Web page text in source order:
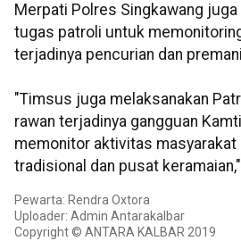
Merpati Polres Singkawang
tugas patroli untuk
terjadinya pencurian dan
"Timsus juga melaksanakan
rawan terjadinya gangguan
memonitor aktivitas masyarakat
tradisional dan pusat
Pewarta: Rendra Oxtora
Uploader: Admin Antarakalbar
Copyright © ANTARA KALBAR 2019